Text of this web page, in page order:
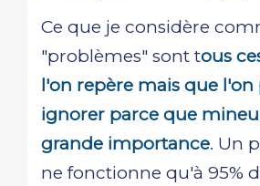
Ce que je considère
"problèmes" sont tous
l'on repère mais que l'on
ignorer parce que
grande importance. Un
ne fonctionne qu'à 95%